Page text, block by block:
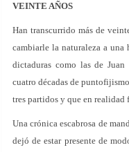
VEINTE AÑOS
Han transcurrido más de
cambiarle la naturaleza a
dictaduras como las de
cuatro décadas de
tres partidos y que en
Una crónica escabrosa de
dejó de estar presente de